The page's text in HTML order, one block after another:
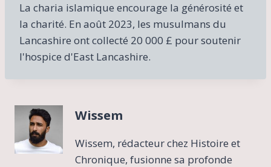
La charia islamique encourage la générosité et
la charité. En août 2023, les musulmans du
Lancashire ont collecté 20 000 £ pour soutenir
l'hospice d'East Lancashire.
Wissem
Wissem, rédacteur chez Histoire et
Chronique, fusionne sa profonde